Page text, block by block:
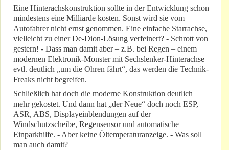
Eine Hinterachskonstruktion sollte in der Entwicklung schon
mindestens eine Milliarde kosten. Sonst wird sie vom
Autofahrer nicht ernst genommen. Eine einfache Starrachse,
vielleicht zu einer De-Dion-Lösung verfeinert? - Schrott von
gestern! - Dass man damit aber – z.B. bei Regen – einem
modernen Elektronik-Monster mit Sechslenker-Hinterachse
evtl. deutlich „um die Ohren fährt“, das werden die Technik-
Freaks nicht begreifen.
Schließlich hat doch die moderne Konstruktion deutlich
mehr gekostet. Und dann hat „der Neue“ doch noch ESP,
ASR, ABS, Displayeinblendungen auf der
Windschutzscheibe, Regensensor und automatische
Einparkhilfe. - Aber keine Öltemperaturanzeige. - Was soll
man auch damit?